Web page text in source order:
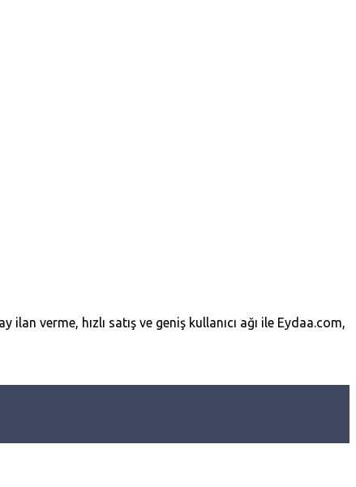
verme, hızlı satış ve geniş kullanıcı ağı ile Eydaa.com,